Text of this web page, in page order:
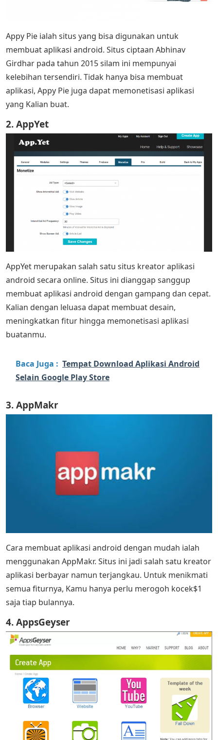
Appy Pie ialah situs yang bisa digunakan untuk
membuat aplikasi android. Situs ciptaan Abhinav
Girdhar pada tahun 2015 silam ini mempunyai
kelebihan tersendiri. Tidak hanya bisa membuat
aplikasi, Appy Pie juga dapat memonetisasi aplikasi
yang Kalian buat.
2. AppYet
AppYet merupakan salah satu situs kreator aplikasi
android secara online. Situs ini dianggap sanggup
membuat aplikasi android dengan gampang dan cepat.
Kalian dengan leluasa dapat membuat desain,
meningkatkan fitur hingga memonetisasi aplikasi
buatanmu.
Baca Juga : Tempat Download Aplikasi Android
Selain Google Play Store
3. AppMakr
Cara membuat aplikasi android dengan mudah ialah
menggunakan AppMakr. Situs ini jadi salah satu kreator
aplikasi berbayar namun terjangkau. Untuk menikmati
semua fiturnya, Kamu hanya perlu merogoh kocek$1
saja tiap bulannya.
4. AppsGeyser